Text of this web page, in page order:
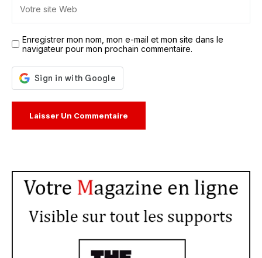
Enregistrer mon nom, mon e-mail et mon site dans le
navigateur pour mon prochain commentaire.